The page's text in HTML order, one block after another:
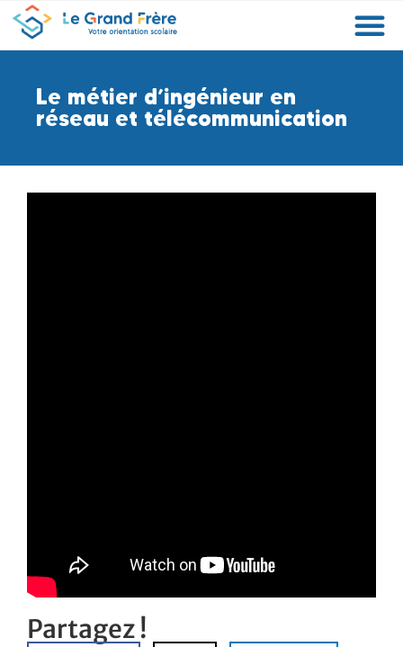
Le métier d’ingénieur en
réseau et télécommunication
Partagez !